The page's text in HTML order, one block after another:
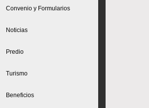
Convenio y Formularios
Noticias
Predio
Turismo
Beneficios